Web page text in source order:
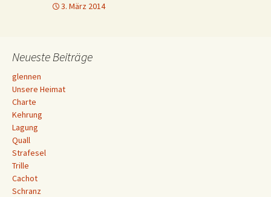
3. März 2014
Neueste Beiträge
glennen
Unsere Heimat
Charte
Kehrung
Lagung
Quall
Strafesel
Trille
Cachot
Schranz